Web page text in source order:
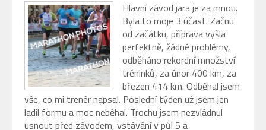
Hlavní závod jara je za mnou.
Byla to moje 3 účast. Začnu
od začátku, příprava vyšla
perfektně, žádné problémy,
odběháno rekordní množství
tréninků, za únor 400 km, za
březen 414 km. Odběhal jsem
vše, co mi trenér napsal. Poslední týden už jsem jen
ladil formu a moc neběhal. Trochu jsem nezvládnul
usnout před závodem, vstávání v půl 5 a